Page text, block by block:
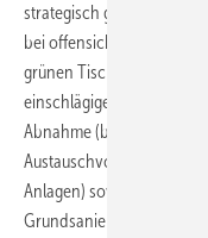
strategisch geschickt
bei offensichtlicher
grünen Tisch aus“
einschlägigen
Abnahme (bei kleineren
Austauschvorgängen
Anlagen) sowie die
Grundsanierung und